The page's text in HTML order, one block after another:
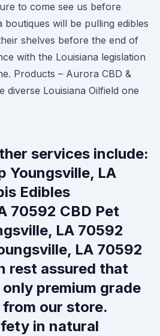
to come see us before
will be pulling edibles
shelves before the end of
with the Louisiana legislation
Products – Aurora CBD &
diverse Louisiana Oilfield one
services include:
Youngsville, LA
Edibles
70592 CBD Pet
LA 70592
LA 70592
rest assured that
premium grade
our store.
in natural